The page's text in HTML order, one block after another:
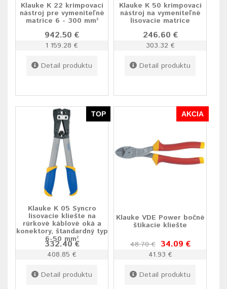
Klauke K 22 krimpovací
nástroj pre vymeniteľné
matrice 6 - 300 mm²
942.50 €
1 159.28 €
Detail produktu
Klauke K 50 krimpovací
nástroj na vymeniteľné
lisovacie matrice
246.60 €
303.32 €
Detail produktu
TOP
Klauke K 05 Syncro
lisovacie kliešte na
rúrkové káblové oká a
konektory, štandardný typ
6-50 mm²
332.40 €
408.85 €
Detail produktu
AKCIA
Klauke VDE Power bočné
štikacie kliešte
48.70 € 34.09 €
41.93 €
Detail produktu